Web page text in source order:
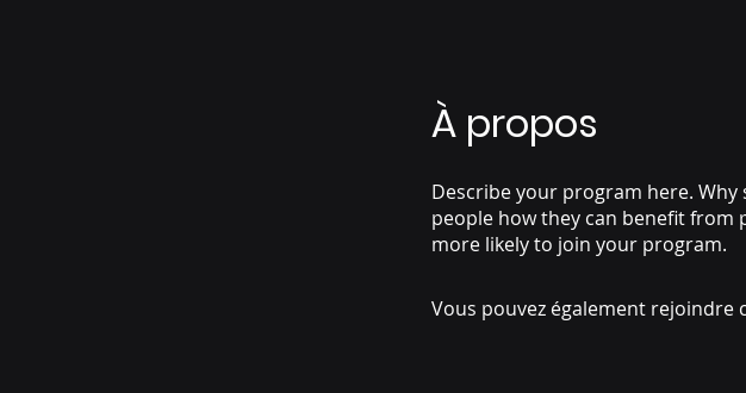
À propos
Describe your program here.
people how they can benefit from
more likely to join your program.
Vous pouvez également rejoindre